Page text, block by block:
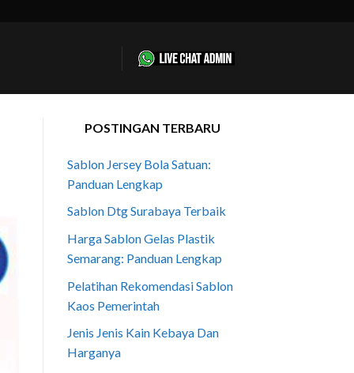
POSTINGAN TERBARU
Sablon Jersey Bola Satuan:
Panduan Lengkap
Sablon Dtg Surabaya Terbaik
Harga Sablon Gelas Plastik
Semarang: Panduan Lengkap
Pelatihan Rekomendasi Sablon
Kaos Pemerintah
Jenis Jenis Kain Kebaya Dan
Harganya